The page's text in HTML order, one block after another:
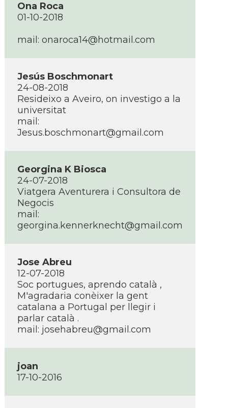
Ona Roca
01-10-2018
mail: onaroca14@hotmail.com
Jesús Boschmonart
24-08-2018
Resideixo a Aveiro, on investigo a la
universitat
mail:
Jesus.boschmonart@gmail.com
Georgina K Biosca
24-07-2018
Viatgera Aventurera i Consultora de
Negocis
mail:
georgina.kennerknecht@gmail.com
Jose Abreu
12-07-2018
Soc portugues, aprendo català ,
M'agradaria conèixer la gent
catalana a Portugal per llegir i
parlar català .
mail: josehabreu@gmail.com
joan
17-10-2016